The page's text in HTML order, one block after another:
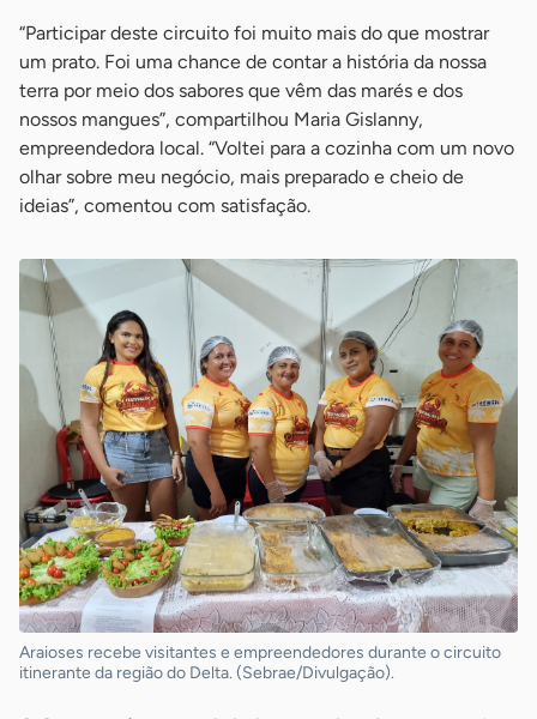
“Participar deste circuito foi muito mais do que mostrar
um prato. Foi uma chance de contar a história da nossa
terra por meio dos sabores que vêm das marés e dos
nossos mangues”, compartilhou Maria Gislanny,
empreendedora local. “Voltei para a cozinha com um novo
olhar sobre meu negócio, mais preparado e cheio de
ideias”, comentou com satisfação.
Araioses recebe visitantes e empreendedores durante o circuito
itinerante da região do Delta. (Sebrae/Divulgação).